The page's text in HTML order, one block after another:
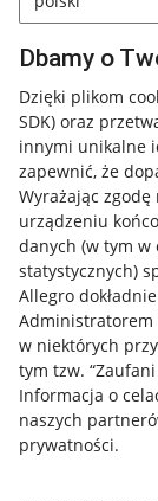
Dbamy o
Dzięki plikom
SDK) oraz
innymi unikalne
zapewnić, że
Wyrażając
urządzeniu
danych (w tym w
statystycznych)
Allegro
Administratorem
w niektórych
tym tzw.
Informacja o
naszych
prywatności.
Przydatne
Jak to działa
Napisz do nas